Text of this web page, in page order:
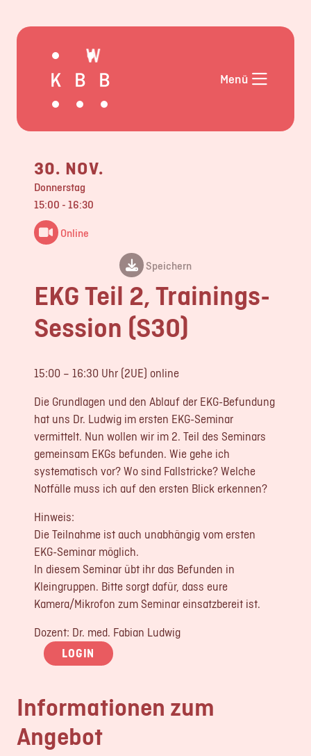
Menü
Aktuelles
Angebote
Termine
Mentor*innen im KW-BB
Weiterbildung
Allgemeinmedizin
Weiterbildung Pädiatrie
Externe
Veranstaltungshinweise
Links und Downloads
Über uns
Kontakt
LOGIN
Impressum
Datenschutz
30. NOV.
Donnerstag
15:00 - 16:30
Online
Speichern
EKG Teil 2, Trainings-
Session (S30)
15:00 – 16:30 Uhr (2UE) online
Die Grundlagen und den Ablauf der EKG-Befundung
hat uns Dr. Ludwig im ersten EKG-Seminar
vermittelt. Nun wollen wir im 2. Teil des Seminars
gemeinsam EKGs befunden. Wie gehe ich
systematisch vor? Wo sind Fallstricke? Welche
Notfälle muss ich auf den ersten Blick erkennen?
Hinweis:
Die Teilnahme ist auch unabhängig vom ersten
EKG-Seminar möglich.
In diesem Seminar übt ihr das Befunden in
Kleingruppen. Bitte sorgt dafür, dass eure
Kamera/Mikrofon zum Seminar einsatzbereit ist.
Dozent: Dr. med. Fabian Ludwig
LOGIN
Informationen zum
Angebot